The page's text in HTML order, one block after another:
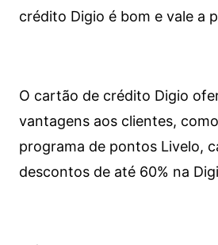
crédito Digio é bom e vale a
O cartão de crédito Digio
vantagens aos clientes,
programa de pontos Livelo,
descontos de até 60% na